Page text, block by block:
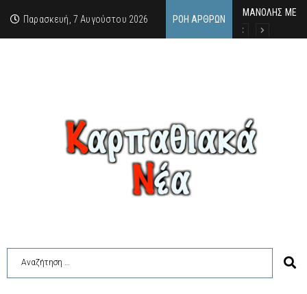
Παρασκευή, 7 Αυγούστου 2026 ΡΟΉ ΆΡΘΡΩΝ
MΑΝΟΛΗΣ
ΕΚΔΗΛΩΣΗ
Κάθε